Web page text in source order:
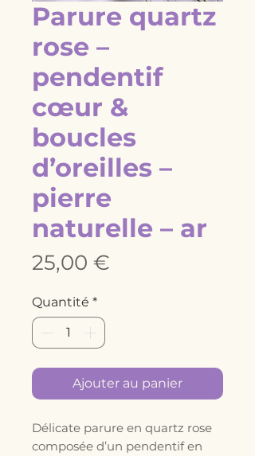
Parure quartz
rose –
pendentif
cœur &
boucles
d’oreilles –
pierre
naturelle – ar
25,00 €
Quantité *
Ajouter au panier
Délicate parure en quartz rose
composée d’un pendentif en